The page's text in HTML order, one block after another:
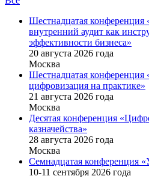
Шестнадцатая конференция
внутренний аудит как
эффективности бизнеса»
20 августа 2026 года
Москва
Шестнадцатая
цифровизация на практике»
21 августа 2026 года
Москва
Десятая конференция
казначейства»
28 августа 2026 года
Москва
Семнадцатая конференция
10-11 сентября 2026 года